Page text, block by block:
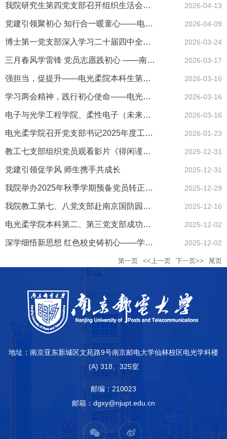
我院研究生第四党支部召开组织生活会暨树立和践行正确政绩观专题... 2026-04-13
党建引领聚初心 知行合一暖童心——电光柔学院研究生第四、第五党... 2026-04-09
博士第一党支部深入学习二十届四中全会精神 召开组织生活会并开... 2026-03-24
三月春风学雷锋 党员志愿践初心 ——南邮电光柔院研究生第四党支部... 2026-03-17
强担当，促提升——电光柔院本科生第一党支部开展组织生活会暨民主... 2026-03-16
学习两会精神，践行初心使命——电光柔院本科生第一党支部开展专题... 2026-03-16
电子与光学工程学院、柔性电子（未来技术）学院部署启动树立和践... 2026-03-16
电光柔学院召开党支部书记2025年度工作述职评议考核会 2026-01-23
教工七支部组织党员观看影片《得闲谨制》 以光影追溯抗战记忆 以... 2025-12-31
党建引领促学风 师生携手共成长 2025-12-31
我院举办2025年秋季学期预备党员转正答辩 2025-12-29
我院教工第七、八党支部赴南京国防园参观学习 2025-12-16
电光柔学院本科第二、第三党支部成功召开预备党员接收会议 2025-12-02
深学细悟新思想 红色校史铸初心——学院本科第二、第三党支部召开... 2025-12-02
第一页 <<上一页 下一页>> 尾页
地址：南京亚东新城区文苑路9号南京邮电大学仙林校区电光学科楼
(A) 318、325室
邮编：210023
邮箱：dgxy@njupt.edu.cn